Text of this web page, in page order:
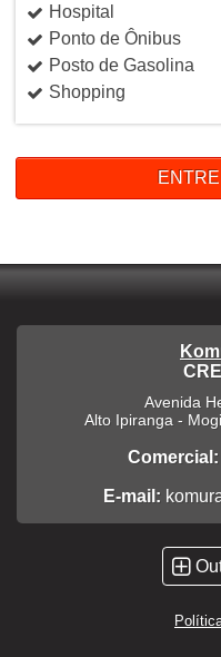
Hospital
Ponto de Ônibus
Posto de Gasolina
Shopping
Avenida
Alto Ipiranga -
Comercial:
E-mail: